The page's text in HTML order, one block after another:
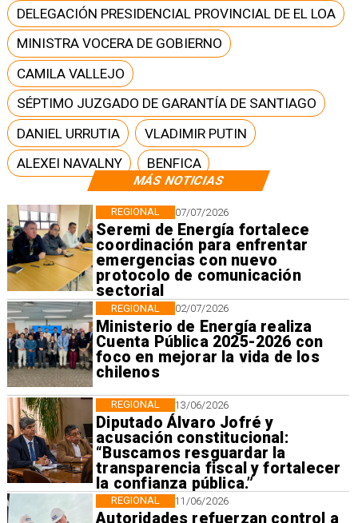
MÁS NOTICIAS
07/07/2026
Seremi de Energía fortalece
coordinación para enfrentar
emergencias con nuevo
protocolo de comunicación
sectorial
REGIONAL
02/07/2026
Ministerio de Energía realiza
Cuenta Pública 2025-2026 con
foco en mejorar la vida de los
chilenos
REGIONAL
13/06/2026
Diputado Álvaro Jofré y
acusación constitucional:
“Buscamos resguardar la
transparencia fiscal y fortalecer
la confianza pública.”
REGIONAL
11/06/2026
Autoridades refuerzan control a
REGIONAL
DELEGACIÓN PRESIDENCIAL PROVINCIAL DE EL LOA
MINISTRA VOCERA DE GOBIERNO
CAMILA VALLEJO
SÉPTIMO JUZGADO DE GARANTÍA DE SANTIAGO
DANIEL URRUTIA
VLADIMIR PUTIN
ALEXEI NAVALNY
BENFICA